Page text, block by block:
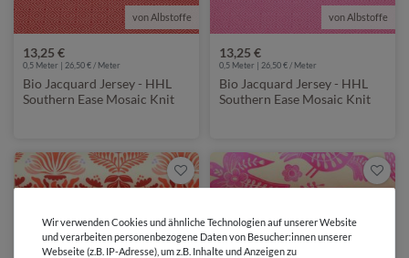
von Albstoffe
13,25 €
0,5 Meter | 26,50 € / Meter
Bio Jacquard Jersey - HHL
Southern Ease Mosaic Knit
von Albstoffe
13,25 €
0,5 Meter | 26,50 € / Meter
Bio Jacquard Jersey - HHL
Southern Ease Mosaic Knit
Wir verwenden Cookies und ähnliche Technologien auf unserer Website
und verarbeiten personenbezogene Daten von Besucher:innen unserer
Webseite (z.B. IP-Adresse), um z.B. Inhalte und Anzeigen zu